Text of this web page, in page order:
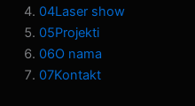
04Laser show
05Projekti
06O nama
07Kontakt